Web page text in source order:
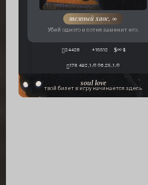
темный хаос, ∞
Убей одного и сотня заменит его.
24428 +15512 ∞ $
178 492,1/0 06.25,1/0
soul love
твой билет в игру начинается здесь